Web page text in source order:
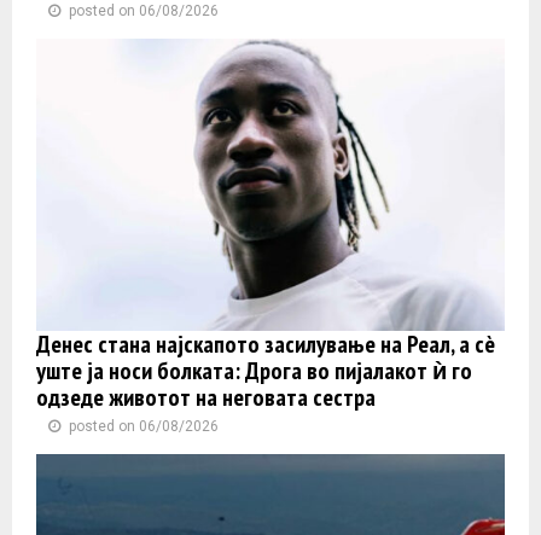
posted on 06/08/2026
Денес стана најскапото засилување на Реал, а сè
уште ја носи болката: Дрога во пијалакот ѝ го
одзеде животот на неговата сестра
posted on 06/08/2026